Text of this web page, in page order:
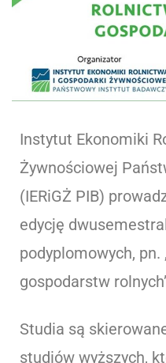
Instytut Ekonomiki
Żywnościowej
(IERiGŻ PIB)
edycję
podyplomowych,
gospodarstw
Studia są
studiów wyższych,